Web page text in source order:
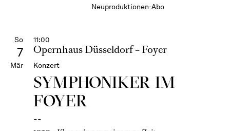
Neuproduktionen-Abo
So
7
Mär
11:00
Opernhaus Düsseldorf – Foyer
Konzert
SYMPHONIKER IM
FOYER
--